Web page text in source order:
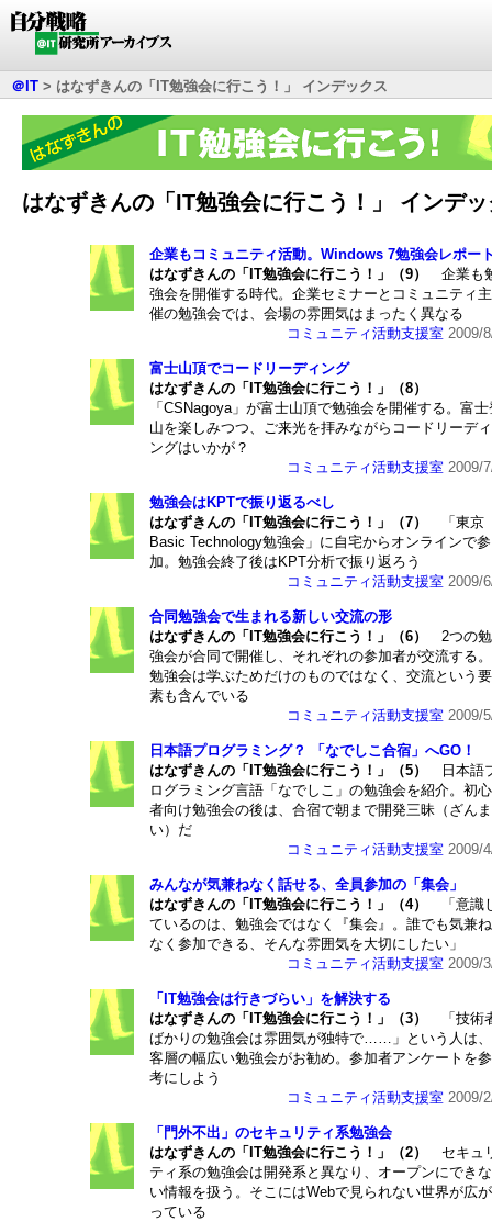
＠IT > はなずきんの「IT勉強会に行こう！」 インデックス
はなずきんの「IT勉強会に行こう！」 インデ
企業もコミュニティ活動。Windows 7勉強会レポー
はなずきんの「IT勉強会に行こう！」（9） 企業も
強会を開催する時代。企業セミナーとコミュニティ主
催の勉強会では、会場の雰囲気はまったく異なる
コミュニティ活動支援室 2009/
富士山頂でコードリーディング
はなずきんの「IT勉強会に行こう！」（8）
「CSNagoya」が富士山頂で勉強会を開催する。富士
山を楽しみつつ、ご来光を拝みながらコードリーディ
ングはいかが？
コミュニティ活動支援室 2009/
勉強会はKPTで振り返るべし
はなずきんの「IT勉強会に行こう！」（7）
「東京
Basic Technology勉強会」に自宅からオンラインで参
加。勉強会終了後はKPT分析で振り返ろう
コミュニティ活動支援室 2009/
合同勉強会で生まれる新しい交流の形
はなずきんの「IT勉強会に行こう！」（6） 2つの勉
強会が合同で開催し、それぞれの参加者が交流する。
勉強会は学ぶためだけのものではなく、交流という要
素も含んでいる
コミュニティ活動支援室 2009/
日本語プログラミング？ 「なでしこ合宿」へGO！
はなずきんの「IT勉強会に行こう！」（5）
日本語
ログラミング言語「なでしこ」の勉強会を紹介。初心
者向け勉強会の後は、合宿で朝まで開発三昧（ざんま
い）だ
コミュニティ活動支援室 2009/
みんなが気兼ねなく話せる、全員参加の「集会」
はなずきんの「IT勉強会に行こう！」（4）
「意識
ているのは、勉強会ではなく『集会』。誰でも気兼ね
なく参加できる、そんな雰囲気を大切にしたい」
コミュニティ活動支援室 2009/
「IT勉強会は行きづらい」を解決する
はなずきんの「IT勉強会に行こう！」（3）
「技術
ばかりの勉強会は雰囲気が独特で……」という人は、
客層の幅広い勉強会がお勧め。参加者アンケートを参
考にしよう
コミュニティ活動支援室 2009/
「門外不出」のセキュリティ系勉強会
はなずきんの「IT勉強会に行こう！」（2） セキュ
ティ系の勉強会は開発系と異なり、オープンにできな
い情報を扱う。そこにはWebで見られない世界が広が
っている